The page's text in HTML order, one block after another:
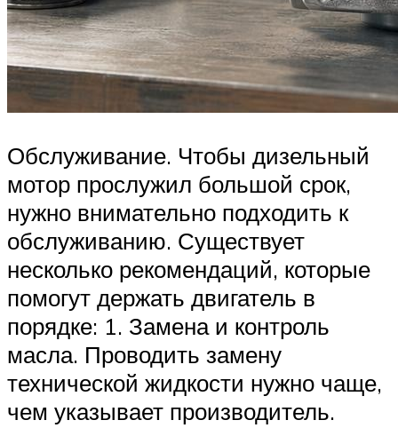
Обслуживание. Чтобы дизельный
мотор прослужил большой срок,
нужно внимательно подходить к
обслуживанию. Существует
несколько рекомендаций, которые
помогут держать двигатель в
порядке: 1. Замена и контроль
масла. Проводить замену
технической жидкости нужно чаще,
чем указывает производитель.